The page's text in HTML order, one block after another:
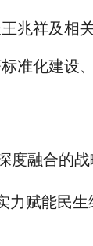
兆祥及相
准化建设
度融合的
赋能民生